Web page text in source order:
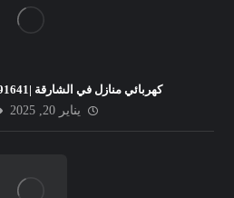
كهربائي منازل في الشارقة |0506691641| صيانة كهرباء
يناير 20, 2025